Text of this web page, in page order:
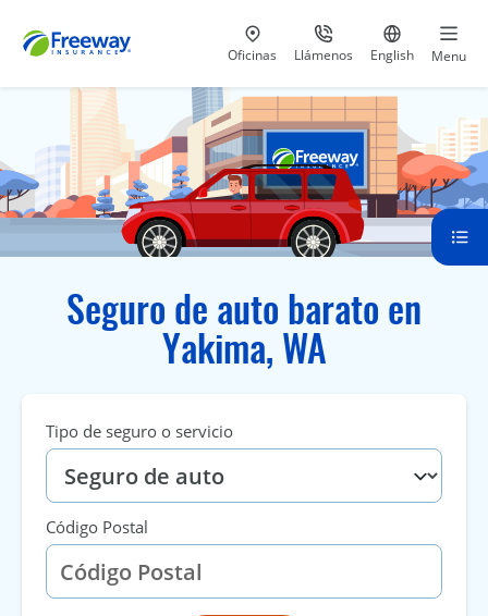
Visita nuestras
Oficinas Llámenos
al 800-441-5533
Ir al sitio
English Menu
Seguro de auto barato en
Yakima, WA
Tipo de seguro o servicio
Código Postal